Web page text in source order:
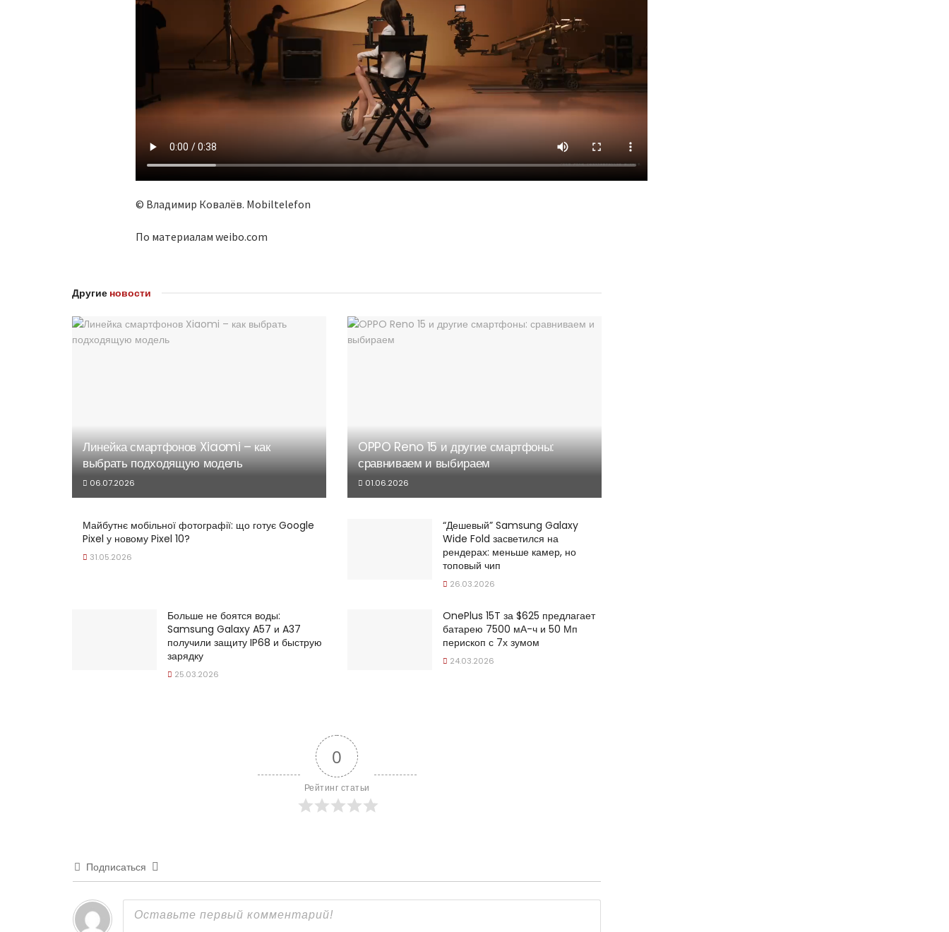
© Владимир Ковалёв. Mobiltelefon
По материалам weibo.com
Другие новости
Линейка смартфонов Xiaomi – как
выбрать подходящую модель
06.07.2026
OPPO Reno 15 и другие смартфоны:
сравниваем и выбираем
01.06.2026
Майбутнє мобільної фотографії: що готує Google
Pixel у новому Pixel 10?
31.05.2026
“Дешевый” Samsung Galaxy
Wide Fold засветился на
рендерах: меньше камер, но
топовый чип
26.03.2026
Больше не боятся воды:
Samsung Galaxy A57 и A37
получили защиту IP68 и быструю
зарядку
25.03.2026
OnePlus 15T за $625 предлагает
батарею 7500 мА-ч и 50 Мп
перископ с 7х зумом
24.03.2026
0
Рейтинг статьи
Подписаться